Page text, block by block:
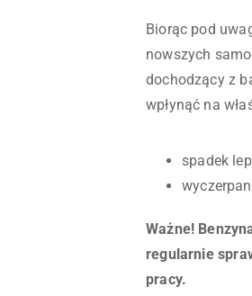
Biorąc pod
nowszych
dochodzący z
wpłynąć na
spadek
Ważne!
regularnie
pracy.